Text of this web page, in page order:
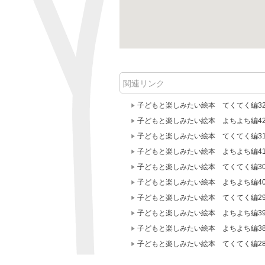
関連リンク
子どもと楽しみたい絵本 てくてく編32
子どもと楽しみたい絵本 よちよち編42
子どもと楽しみたい絵本 てくてく編31
子どもと楽しみたい絵本 よちよち編41
子どもと楽しみたい絵本 てくてく編
子どもと楽しみたい絵本 よちよち編
子どもと楽しみたい絵本 てくてく編29
子どもと楽しみたい絵本 よちよち編39
子どもと楽しみたい絵本 よちよち編
子どもと楽しみたい絵本 てくてく編